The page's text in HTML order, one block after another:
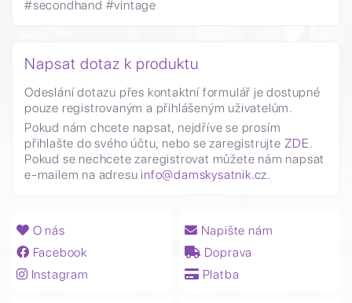
#secondhand #vintage
Napsat dotaz k produktu
Odeslání dotazu přes kontaktní formulář je dostupné
pouze registrovaným a přihlášeným uživatelům.
Pokud nám chcete napsat, nejdříve se prosím
přihlašte do svého účtu, nebo se zaregistrujte ZDE.
Pokud se nechcete zaregistrovat můžete nám napsat
e-mailem na adresu info@damskysatnik.cz.
O nás
Facebook
Instagram
Napište nám
Doprava
Platba